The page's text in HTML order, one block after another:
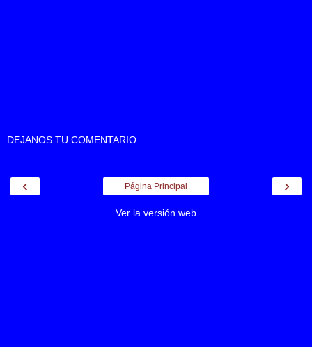
DEJANOS TU COMENTARIO
‹ ›
Página Principal
Ver la versión web